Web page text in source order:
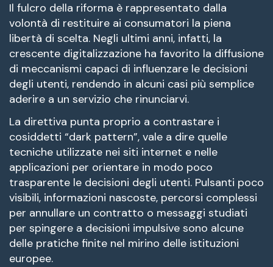
Il fulcro della riforma è rappresentato dalla
volontà di restituire ai consumatori la piena
libertà di scelta. Negli ultimi anni, infatti, la
crescente digitalizzazione ha favorito la diffusione
di meccanismi capaci di influenzare le decisioni
degli utenti, rendendo in alcuni casi più semplice
aderire a un servizio che rinunciarvi.
La direttiva punta proprio a contrastare i
cosiddetti “dark pattern”, vale a dire quelle
tecniche utilizzate nei siti internet e nelle
applicazioni per orientare in modo poco
trasparente le decisioni degli utenti. Pulsanti poco
visibili, informazioni nascoste, percorsi complessi
per annullare un contratto o messaggi studiati
per spingere a decisioni impulsive sono alcune
delle pratiche finite nel mirino delle istituzioni
europee.